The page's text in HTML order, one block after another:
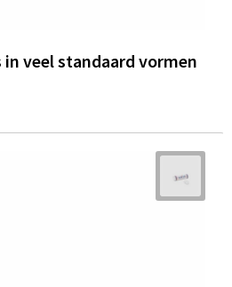
veel standaard vormen